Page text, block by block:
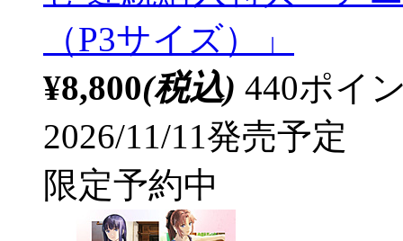
（P3サイズ）」
¥8,800(税込) 440ポイ
2026/11/11発売予定
限定予約中